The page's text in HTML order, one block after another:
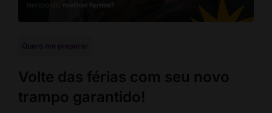
Volte das férias com seu novo
trampo garantido!